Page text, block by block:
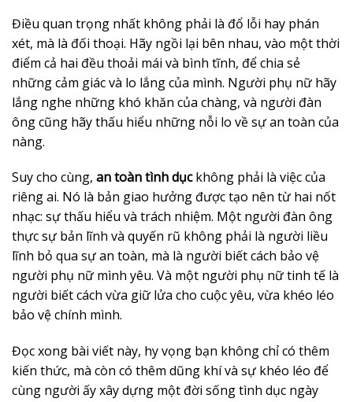
Điều quan trọng nhất không phải là đổ lỗi hay phán
xét, mà là đối thoại. Hãy ngồi lại bên nhau, vào một thời
điểm cả hai đều thoải mái và bình tĩnh, để chia sẻ
những cảm giác và lo lắng của mình. Người phụ nữ hãy
lắng nghe những khó khăn của chàng, và người đàn
ông cũng hãy thấu hiểu những nỗi lo về sự an toàn của
nàng.
Suy cho cùng, an toàn tình dụckhông phải là việc của
riêng ai. Nó là bản giao hưởng được tạo nên từ hai nốt
nhạc: sự thấu hiểu và trách nhiệm. Một người đàn ông
thực sự bản lĩnh và quyến rũ không phải là người liều
lĩnh bỏ qua sự an toàn, mà là người biết cách bảo vệ
người phụ nữ mình yêu. Và một người phụ nữ tinh tế là
người biết cách vừa giữ lửa cho cuộc yêu, vừa khéo léo
bảo vệ chính mình.
Đọc xong bài viết này, hy vọng bạn không chỉ có thêm
kiến thức, mà còn có thêm dũng khí và sự khéo léo để
cùng người ấy xây dựng một đời sống tình dục ngày